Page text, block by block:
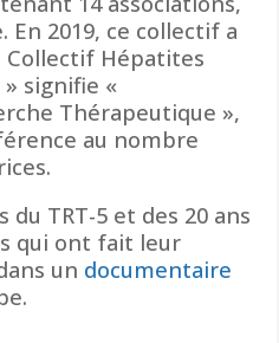
En 2019, ce collectif a
Collectif Hépatites
» signifie «
Thérapeutique »,
au nombre
du TRT-5 et des 20 ans
qui ont fait leur
un documentaire